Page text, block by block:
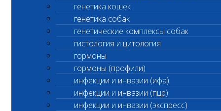
генетика кошек
генетика собак
генетические комплексы собак
гистология и цитология
гормоны
гормоны (профили)
инфекции и инвазии (ифа)
инфекции и инвазии (пцр)
инфекции и инвазии (экспресс)